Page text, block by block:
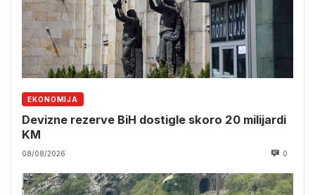
EKONOMIJA
Devizne rezerve BiH dostigle skoro 20 milijardi
KM
08/08/2026 0